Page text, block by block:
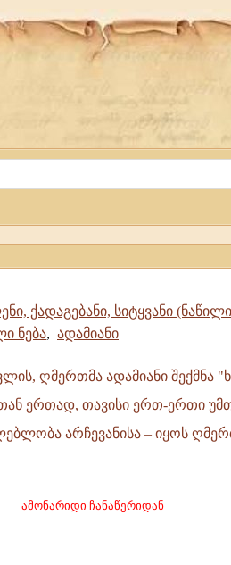
ქადაგებანი, სიტყვანი
ნება, ადამიანი
ღმერთმა ადამიანი შექმნა
ერთად, თავისი ერთ-ერთი
არჩევანისა – იყოს
ამონარიდი ჩანაწერიდან